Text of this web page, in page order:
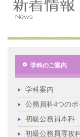
学科のご案内
学科案内
公務員科4つのポ
初級公務員本科
初級公務員専攻